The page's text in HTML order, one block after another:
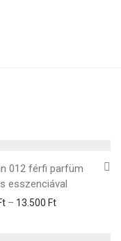
012 férfi parfüm
esszenciával
– 13.500 Ft